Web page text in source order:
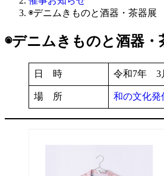
◉デニムきものと酒器・茶器展
◉デニムきものと酒器・
日 時 令和7年 3
場 所 和の文化発